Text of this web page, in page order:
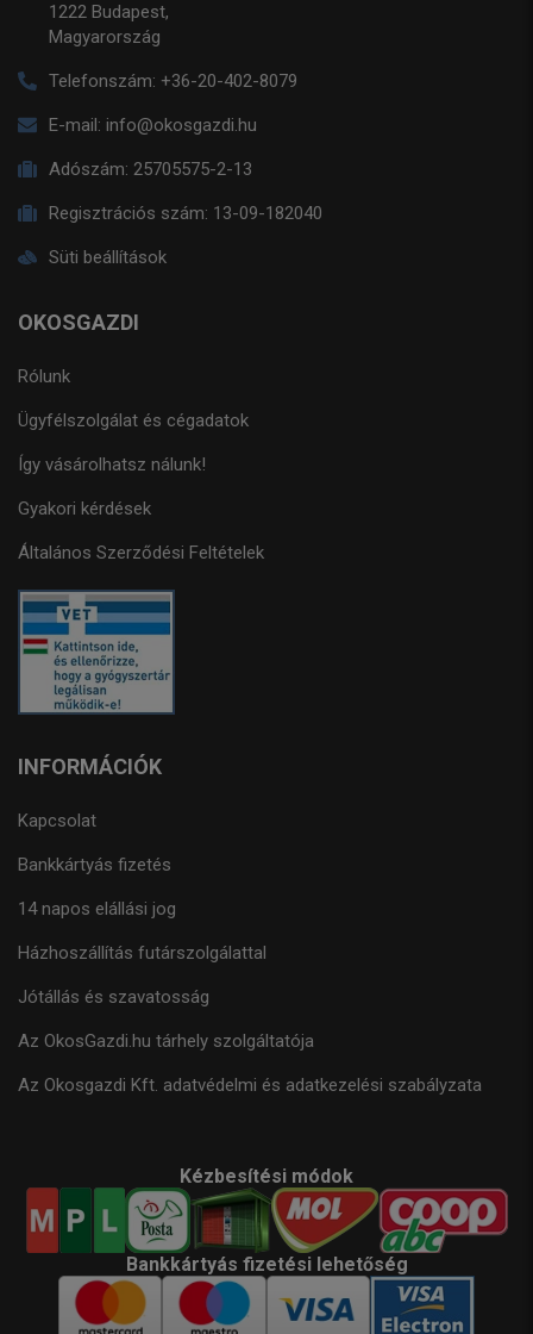
1222 Budapest,
Magyarország
Telefonszám: +36-20-402-8079
E-mail: info@okosgazdi.hu
Adószám: 25705575-2-13
Regisztrációs szám: 13-09-182040
Süti beállítások
OKOSGAZDI
Rólunk
Ügyfélszolgálat és cégadatok
Így vásárolhatsz nálunk!
Gyakori kérdések
Általános Szerződési Feltételek
INFORMÁCIÓK
Kapcsolat
Bankkártyás fizetés
14 napos elállási jog
Házhoszállítás futárszolgálattal
Jótállás és szavatosság
Az OkosGazdi.hu tárhely szolgáltatója
Az Okosgazdi Kft. adatvédelmi és adatkezelési szabályzata
Kézbesítési módok
Bankkártyás fizetési lehetőség